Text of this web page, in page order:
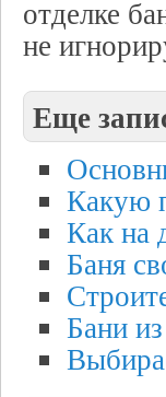
отделке
не
Еще
Какую
Как на
Баня
Бани